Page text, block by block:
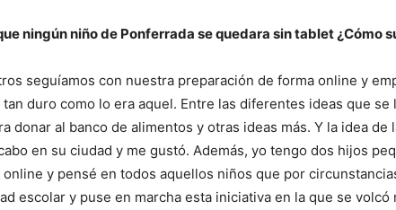
ningún niño de Ponferrada se quedara sin tablet ¿Cómo
seguíamos con nuestra preparación de forma online y
duro como lo era aquel. Entre las diferentes ideas que se
donar al banco de alimentos y otras ideas más. Y la idea de
en su ciudad y me gustó. Además, yo tengo dos hijos
y pensé en todos aquellos niños que por
escolar y puse en marcha esta iniciativa en la que se volcó